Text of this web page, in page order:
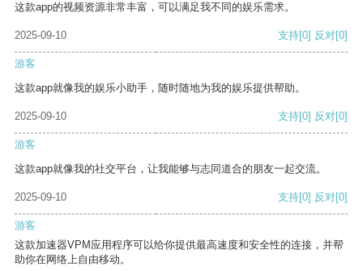
这款app的视频资源非常丰富，可以满足我不同的娱乐需求。
2025-09-10 支持[0] 反对[0]
游客
这款app就像我的娱乐小助手，随时随地为我的娱乐提供帮助。
2025-09-10 支持[0] 反对[0]
游客
这款app就像我的社交平台，让我能够与志同道合的朋友一起交流。
2025-09-10 支持[0] 反对[0]
游客
这款加速器VPM应用程序可以给你提供最高速度和安全性的连接，并帮
助你在网络上自由移动。